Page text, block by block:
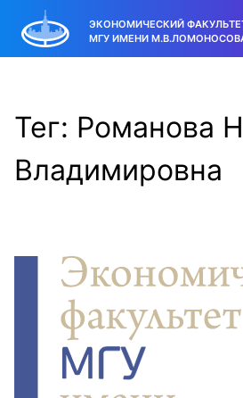
ЭКОНОМИЧЕСКИЙ
МГУ ИМЕНИ
Тег: Романова
Владимировна